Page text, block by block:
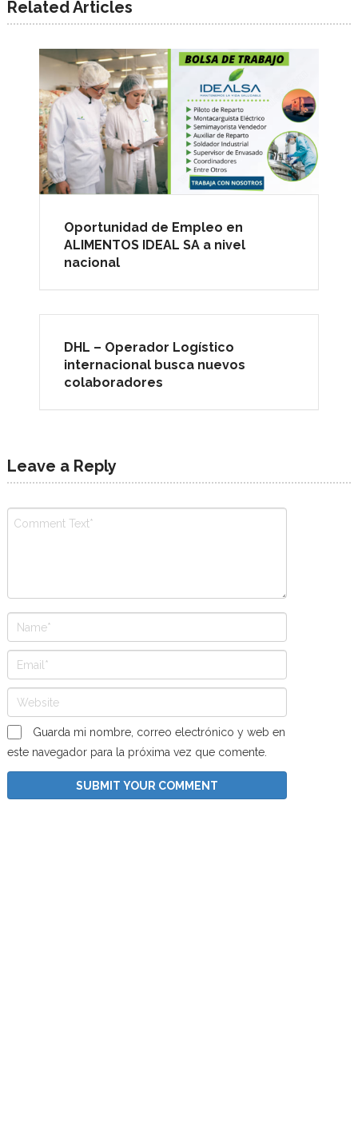
Related Articles
Oportunidad de Empleo en
ALIMENTOS IDEAL SA a nivel
nacional
DHL – Operador Logístico
internacional busca nuevos
colaboradores
Leave a Reply
Guarda mi nombre, correo electrónico y web en
este navegador para la próxima vez que comente.